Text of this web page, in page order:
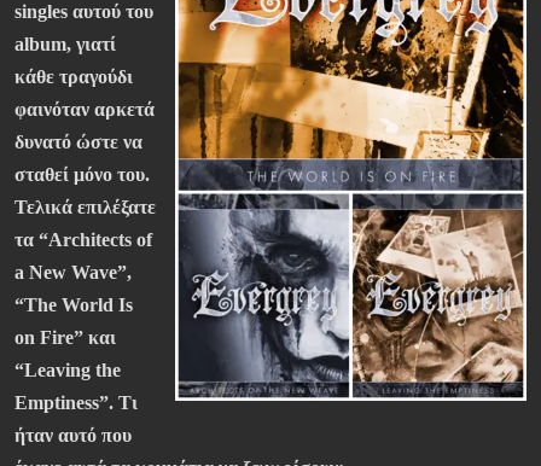
singles αυτού του
album, γιατί
κάθε τραγούδι
φαινόταν αρκετά
δυνατό ώστε να
σταθεί μόνο του.
Τελικά επιλέξατε
τα “Architects of
a New Wave”,
“The World Is
on Fire” και
“Leaving the
Emptiness”. Τι
ήταν αυτό που